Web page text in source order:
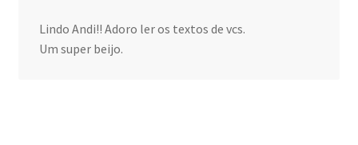
Lindo Andi!! Adoro ler os textos de vcs.
Um super beijo.